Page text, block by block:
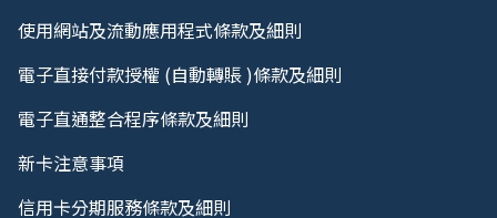
使用網站及流動應用程式條款及細則
電子直接付款授權 (自動轉賬 )條款及細則
電子直通整合程序條款及細則
新卡注意事項
信用卡分期服務條款及細則